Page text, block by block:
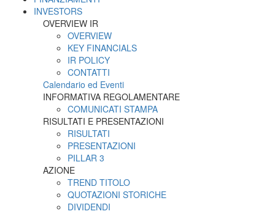
INVESTORS
OVERVIEW IR
OVERVIEW
KEY FINANCIALS
IR POLICY
CONTATTI
Calendario ed Eventi
INFORMATIVA REGOLAMENTARE
COMUNICATI STAMPA
RISULTATI E PRESENTAZIONI
RISULTATI
PRESENTAZIONI
PILLAR 3
AZIONE
TREND TITOLO
QUOTAZIONI STORICHE
DIVIDENDI